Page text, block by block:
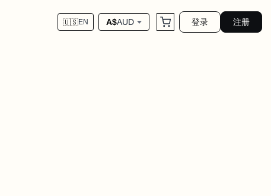
🇺🇸EN A$AUD 登录 注册